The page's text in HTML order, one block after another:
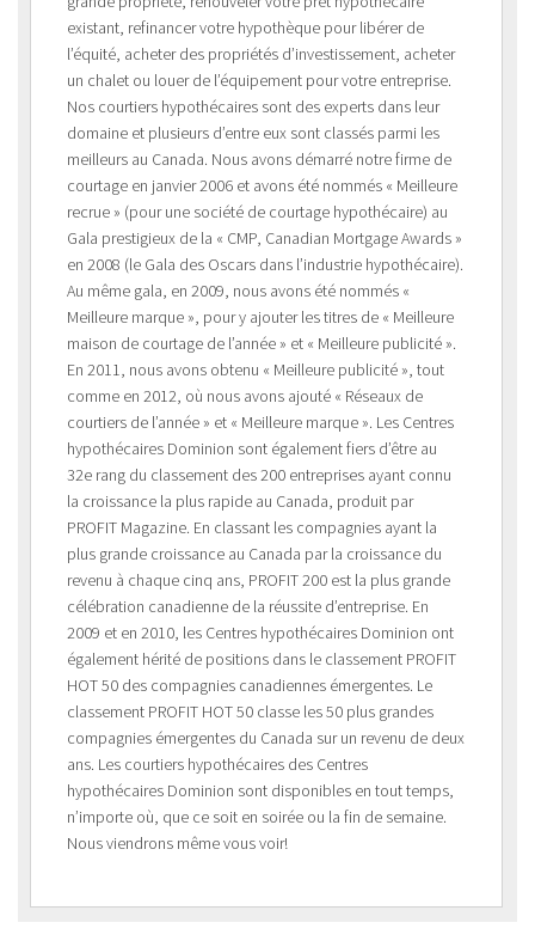
existant, refinancer votre hypothèque pour libérer de
l’équité, acheter des propriétés d’investissement, acheter
un chalet ou louer de l’équipement pour votre entreprise.
Nos courtiers hypothécaires sont des experts dans leur
domaine et plusieurs d’entre eux sont classés parmi les
meilleurs au Canada. Nous avons démarré notre firme de
courtage en janvier 2006 et avons été nommés « Meilleure
recrue » (pour une société de courtage hypothécaire) au
Gala prestigieux de la « CMP, Canadian Mortgage Awards »
en 2008 (le Gala des Oscars dans l’industrie hypothécaire).
Au même gala, en 2009, nous avons été nommés «
Meilleure marque », pour y ajouter les titres de « Meilleure
maison de courtage de l’année » et « Meilleure publicité ».
En 2011, nous avons obtenu « Meilleure publicité », tout
comme en 2012, où nous avons ajouté « Réseaux de
courtiers de l’année » et « Meilleure marque ». Les Centres
hypothécaires Dominion sont également fiers d’être au
32e rang du classement des 200 entreprises ayant connu
la croissance la plus rapide au Canada, produit par
PROFIT Magazine. En classant les compagnies ayant la
plus grande croissance au Canada par la croissance du
revenu à chaque cinq ans, PROFIT 200 est la plus grande
célébration canadienne de la réussite d’entreprise. En
2009 et en 2010, les Centres hypothécaires Dominion ont
également hérité de positions dans le classement PROFIT
HOT 50 des compagnies canadiennes émergentes. Le
classement PROFIT HOT 50 classe les 50 plus grandes
compagnies émergentes du Canada sur un revenu de deux
ans. Les courtiers hypothécaires des Centres
hypothécaires Dominion sont disponibles en tout temps,
n’importe où, que ce soit en soirée ou la fin de semaine.
Nous viendrons même vous voir!